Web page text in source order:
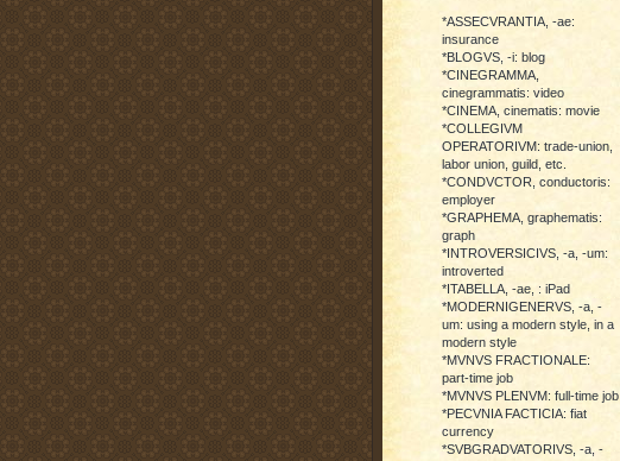
*ASSECVRANTIA, -ae:
insurance
*BLOGVS, -i: blog
*CINEGRAMMA,
cinegrammatis: video
*CINEMA, cinematis: movie
*COLLEGIVM
OPERATORIVM: trade-union,
labor union, guild, etc.
*CONDVCTOR, conductoris:
employer
*GRAPHEMA, graphematis:
graph
*INTROVERSICIVS, -a, -um:
introverted
*ITABELLA, -ae, : iPad
*MODERNIGENERVS, -a, -
um: using a modern style, in a
modern style
*MVNVS FRACTIONALE:
part-time job
*MVNVS PLENVM: full-time job
*PECVNIA FACTICIA: fiat
currency
*SVBGRADVATORIVS, -a, -